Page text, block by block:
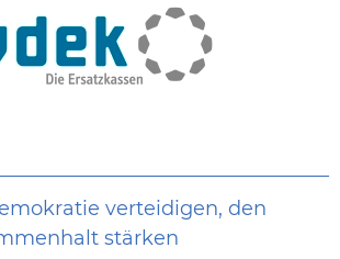
verteidigen, den
stärken